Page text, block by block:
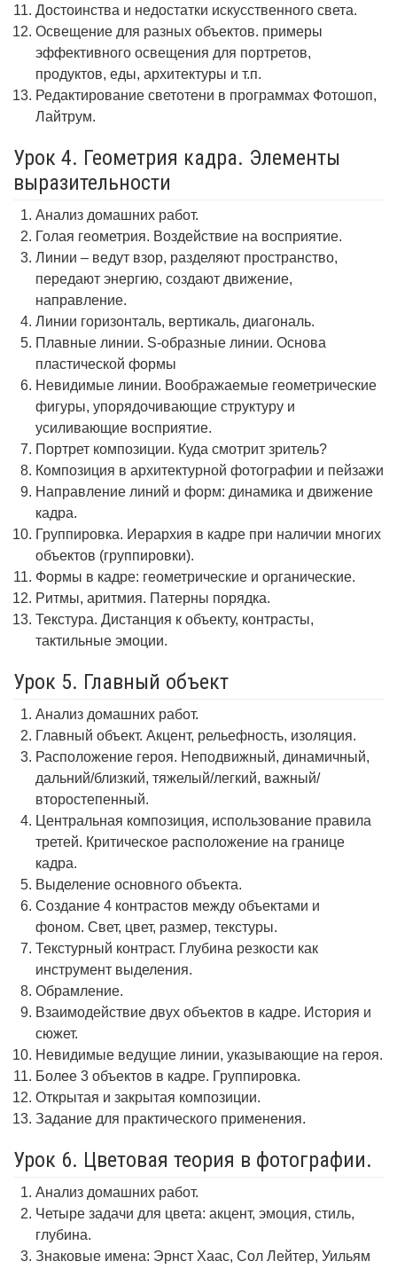
Достоинства и недостатки искусственного света.
Освещение для разных объектов. примеры
эффективного освещения для портретов,
продуктов, еды, архитектуры и т.п.
Редактирование светотени в программах Фотошоп,
Лайтрум.
Урок 4. Геометрия кадра. Элементы
выразительности
Анализ домашних работ.
Голая геометрия. Воздействие на восприятие.
Линии – ведут взор, разделяют пространство,
передают энергию, создают движение,
направление.
Линии горизонталь, вертикаль, диагональ.
Плавные линии. S-образные линии. Основа
пластической формы
Невидимые линии. Воображаемые геометрические
фигуры, упорядочивающие структуру и
усиливающие восприятие.
Портрет композиции. Куда смотрит зритель?
Композиция в архитектурной фотографии и пейзажи
Направление линий и форм: динамика и движение
кадра.
Группировка. Иерархия в кадре при наличии многих
объектов (группировки).
Формы в кадре: геометрические и органические.
Ритмы, аритмия. Патерны порядка.
Текстура. Дистанция к объекту, контрасты,
тактильные эмоции.
Урок 5. Главный объект
Анализ домашних работ.
Главный объект. Акцент, рельефность, изоляция.
Расположение героя. Неподвижный, динамичный,
дальний/близкий, тяжелый/легкий, важный/
второстепенный.
Центральная композиция, использование правила
третей. Критическое расположение на границе
кадра.
Выделение основного объекта.
Создание 4 контрастов между объектами и
фоном. Свет, цвет, размер, текстуры.
Текстурный контраст. Глубина резкости как
инструмент выделения.
Обрамление.
Взаимодействие двух объектов в кадре. История и
сюжет.
Невидимые ведущие линии, указывающие на героя.
Более 3 объектов в кадре. Группировка.
Открытая и закрытая композиции.
Задание для практического применения.
Урок 6. Цветовая теория в фотографии.
Анализ домашних работ.
Четыре задачи для цвета: акцент, эмоция, стиль,
глубина.
Знаковые имена: Эрнст Хаас, Сол Лейтер, Уильям